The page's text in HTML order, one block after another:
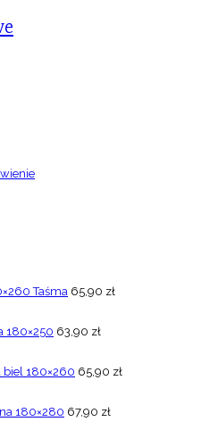
Taśma 65,90 zł
180×250 63,90 zł
biel 180×260 65,90 zł
180×280 67,90 zł